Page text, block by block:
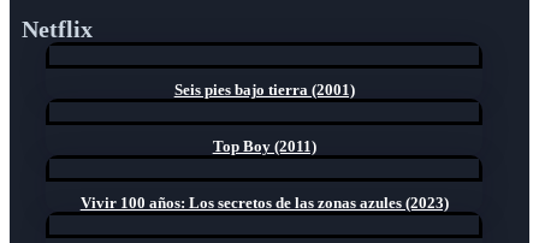
Netflix
Seis pies bajo tierra (2001)
Top Boy (2011)
Vivir 100 años: Los secretos de las zonas azules (2023)